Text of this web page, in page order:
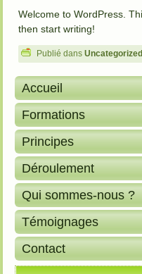
Welcome to WordPress.
then start writing!
Publié dans Uncategorized
Accueil
Formations
Principes
Déroulement
Qui sommes-nous ?
Témoignages
Contact